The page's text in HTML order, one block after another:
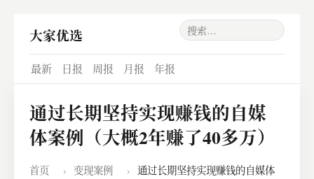
大家优选
最新 日报 周报 月报 年报
通过长期坚持实现赚钱的自媒
体案例（大概2年赚了40多万）
首页 › 变现案例 ›
通过长期坚持实现赚钱的自媒体